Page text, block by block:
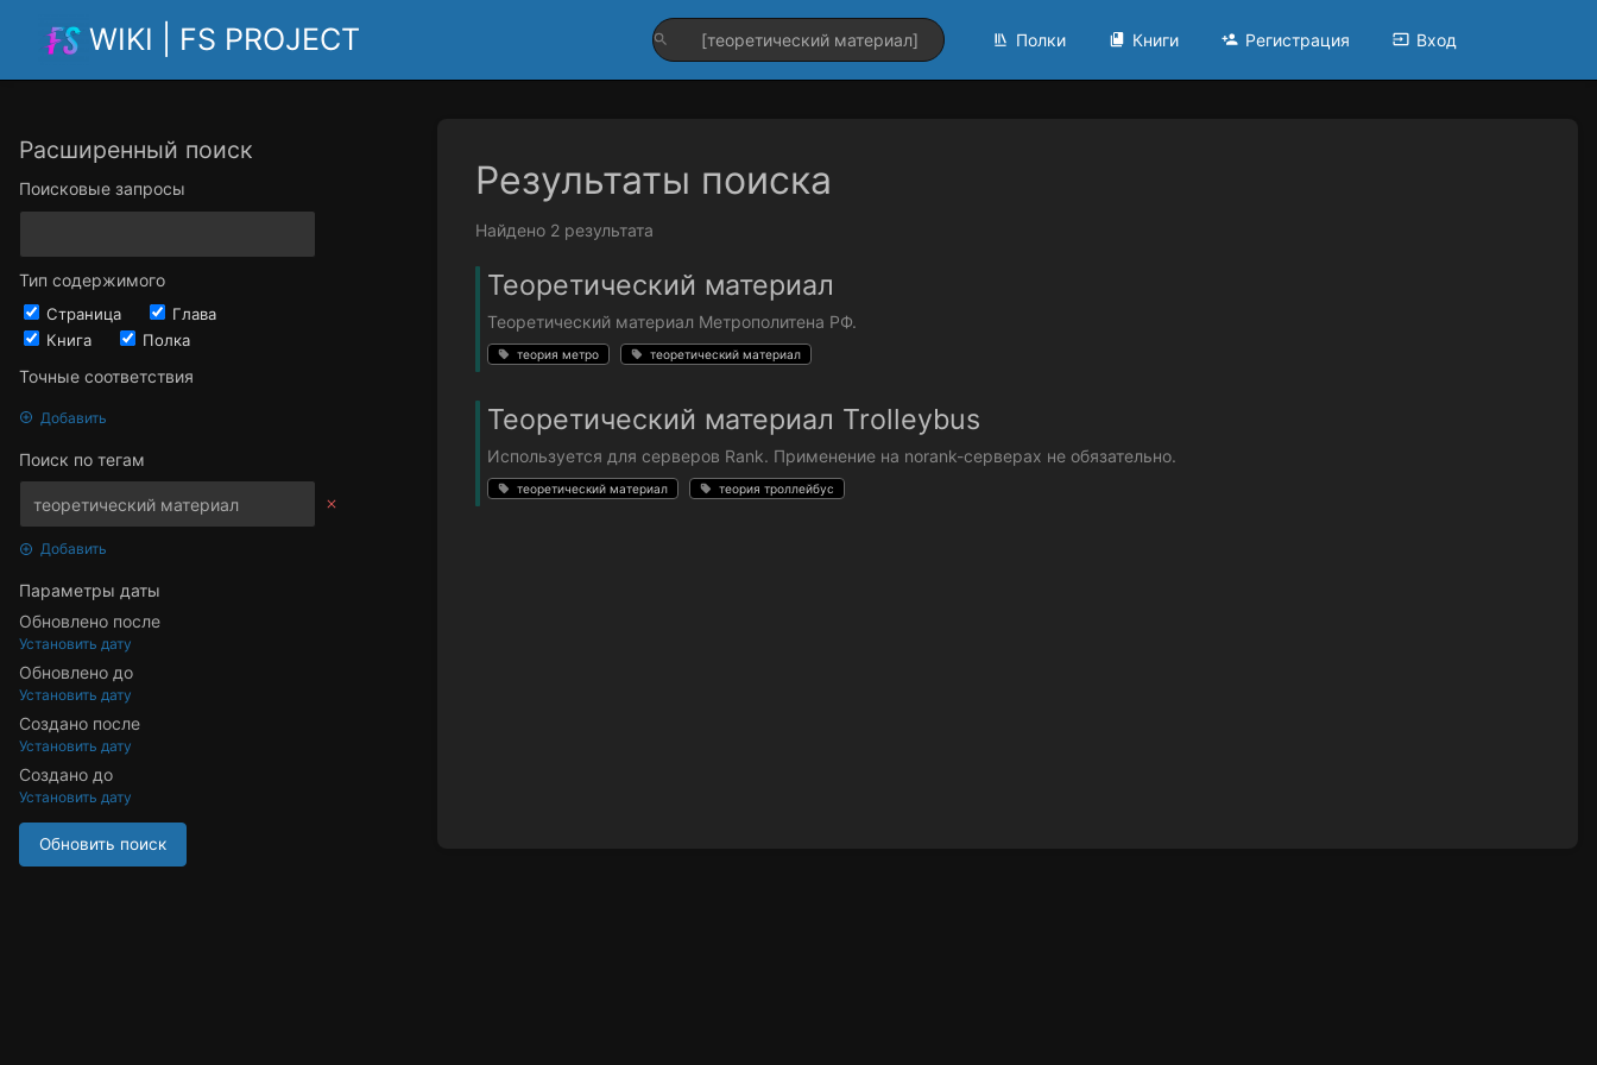
WIKI | FS PROJECT Полки Книги Регистрация Вход
Расширенный поиск
Поисковые запросы
Тип содержимого
Страница
Глава
Книга
Полка
Точные соответствия
Добавить
Поиск по тегам
Добавить
Параметры даты
Обновлено после
Установить дату
Обновлено до
Установить дату
Создано после
Установить дату
Создано до
Установить дату
Обновить поиск
Результаты поиска
Найдено 2 результата
Теоретический материал
Теоретический материал Метрополитена РФ.
теория метро теоретический материал
Теоретический материал Trolleybus
Используется для серверов Rank. Применение на norank-серверах не обязательно.
теоретический материал теория троллейбус